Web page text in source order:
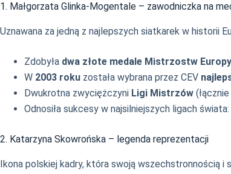
1. Małgorzata Glinka-Mogentale – zawodniczka na
Uznawana za jedną z najlepszych siatkarek w historii
Zdobyła dwa złote medale Mistrzostw Europy
W 2003 roku została wybrana przez CEV
Dwukrotna zwyciężczyni Ligi Mistrzów
Odnosiła sukcesy w najsilniejszych ligach
2. Katarzyna Skowrońska – legenda reprezentacji
Ikona polskiej kadry, która swoją wszechstronnością i